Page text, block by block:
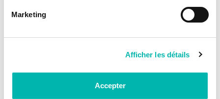
Marketing
Afficher les détails
Accepter